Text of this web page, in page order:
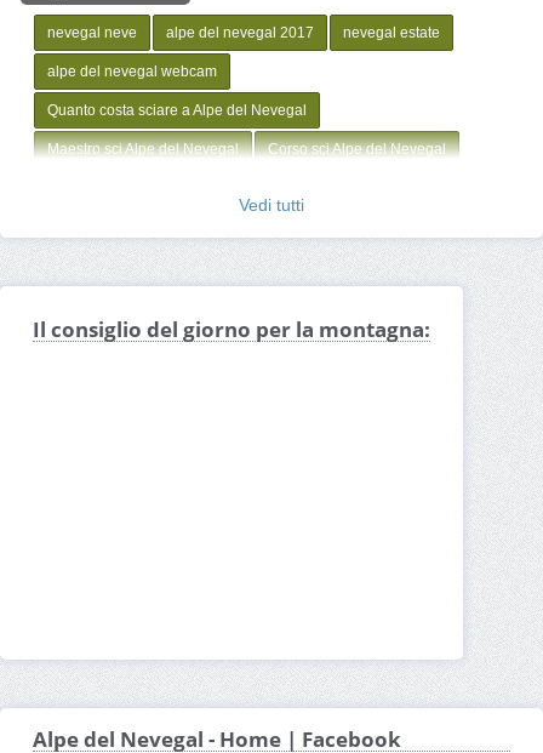
nevegal neve alpe del nevegal 2017 nevegal estate
alpe del nevegal webcam
Quanto costa sciare a Alpe del Nevegal
Maestro sci Alpe del Nevegal Corso sci Alpe del Nevegal
Cartina Alpe del Nevegal Prezzi Alpe del Nevegal
Vedi tutti
Il consiglio del giorno per la montagna:
Alpe del Nevegal - Home | Facebook